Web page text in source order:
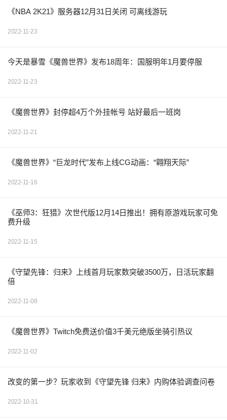
《NBA 2K21》服务器12月31日关闭 可离线游玩
2022-11-23
今天是暴雪《魔兽世界》发布18周年：国服明年1月要停服
2022-11-23
《魔兽世界》封停超4万个外挂帐号 站好最后一班岗
2022-11-21
《魔兽世界》“巨龙时代”发布上线CG动画：“翱翔天际”
2022-11-16
《巫师3：狂猎》次世代版12月14日推出！拥有原游戏玩家可免
费升级
2022-11-15
《守望先锋：归来》上线首月玩家数突破3500万，日活玩家翻
倍
2022-11-08
《魔兽世界》Twitch免费送价值3千美元绝版坐骑引热议
2022-11-02
改变的第一步？玩家收到《守望先锋 归来》内购体验调查问卷
2022-10-31